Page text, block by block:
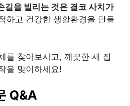
길을 빌리는 것은 결코 사치가
하고 건강한 생활환경을 만들
를 찾아보시고, 깨끗한 새 집
을 맞이하세요!
Q&A